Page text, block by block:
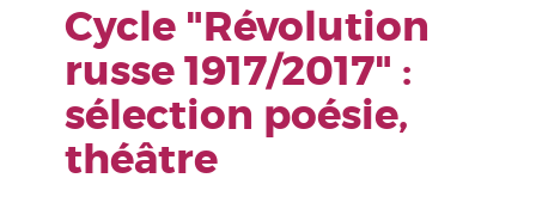
Cycle "Révolution
russe 1917/2017" :
sélection poésie,
théâtre